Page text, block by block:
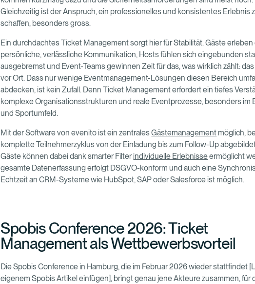
Gleichzeitig ist der Anspruch, ein professionelles und konsistentes Erlebnis
schaffen, besonders gross.
Ein durchdachtes Ticket Management sorgt hier für Stabilität. Gäste erleben
persönliche, verlässliche Kommunikation, Hosts fühlen sich eingebunden
ausgebremst und Event-Teams gewinnen Zeit für das, was wirklich zählt:
vor Ort. Dass nur wenige Eventmanagement-Lösungen diesen Bereich
abdecken, ist kein Zufall. Denn Ticket Management erfordert ein tiefes
komplexe Organisationsstrukturen und reale Eventprozesse, besonders im
und Sportumfeld.
Mit der Software von evenito ist ein zentralesGästemanagement möglich,
komplette Teilnehmerzyklus von der Einladung bis zum Follow-Up
Gäste können dabei dank smarter Filterindividuelle Erlebnisseermöglicht
gesamte Datenerfassung erfolgt DSGVO-konform und auch eine
Echtzeit an CRM-Systeme wie HubSpot, SAP oder Salesforce ist möglich.
Spobis Conference 2026: Ticket
Management als Wettbewerbsvorteil
Die Spobis Conference in Hamburg, die im Februar 2026 wieder stattfindet
eigenem Spobis Artikel einfügen], bringt genau jene Akteure zusammen, für